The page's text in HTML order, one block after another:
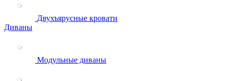
Двухъярусные кровати
Диваны
Модульные диваны